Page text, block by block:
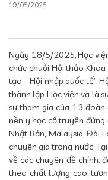
19/05/2025
Ngày 18/5/2025, Học
chức chuỗi Hội thảo Khoa
tạo - Hội nhập quốc tế”.
thành lập Học viện và là
sự tham gia của 13 đoàn
nền y học cổ truyền đứng
Nhật Bản, Malaysia, Đài
chuyên gia trong nước.
về các chuyên đề chính:
theo chất lượng cao,